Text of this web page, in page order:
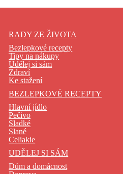
RADY ZE ŽIVOTA
Bezlepkové recepty
Tipy na nákupy
Udělej si sám
Zdraví
Ke stažení
BEZLEPKOVÉ RECEPTY
Hlavní jídlo
Pečivo
Sladké
Slané
Celiakie
UDĚLEJ SI SÁM
Dům a domácnost